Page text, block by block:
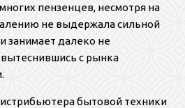
пензенцев, несмотря на
не выдержала сильной
занимает далеко не
с рынка
бытовой техники